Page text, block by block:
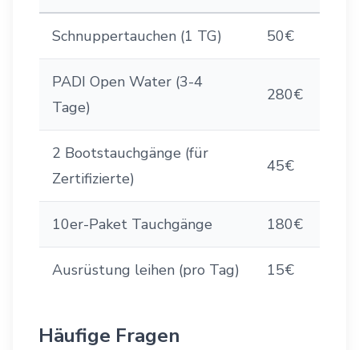
Schnuppertauchen (1 TG) 50€
PADI Open Water (3-4
Tage)
280€
2 Bootstauchgänge (für
Zertifizierte)
45€
10er-Paket Tauchgänge 180€
Ausrüstung leihen (pro Tag) 15€
Häufige Fragen